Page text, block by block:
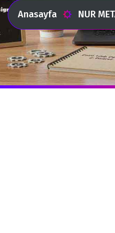
Anasayfa NUR